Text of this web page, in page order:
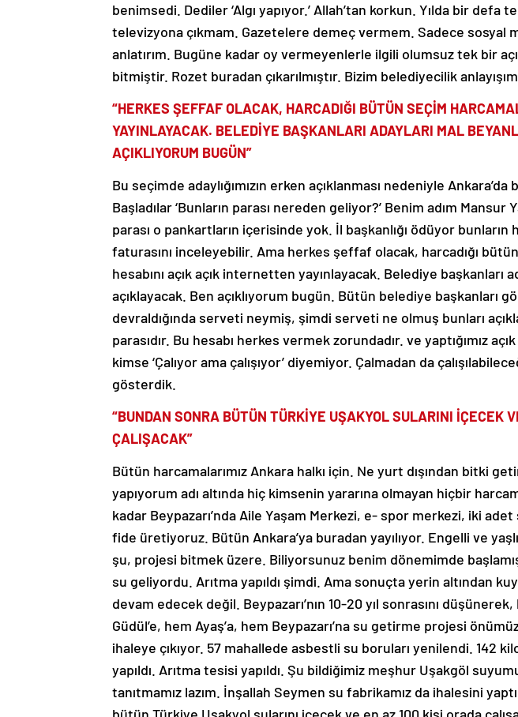
benimsedi. Dediler ‘Algı yapıyor.’ Allah’tan korkun. Yılda bir defa
televizyona çıkmam. Gazetelere demeç vermem. Sadece sosyal
anlatırım. Bugüne kadar oy vermeyenlerle ilgili olumsuz tek bir
bitmiştir. Rozet buradan çıkarılmıştır. Bizim belediyecilik
“HERKES ŞEFFAF OLACAK, HARCADIĞI BÜTÜN SEÇİM
YAYINLAYACAK. BELEDİYE BAŞKANLARI ADAYLARI MAL
AÇIKLIYORUM BUGÜN”
Bu seçimde adaylığımızın erken açıklanması nedeniyle
Başladılar ‘Bunların parası nereden geliyor?’ Benim adım
parası o pankartların içerisinde yok. İl başkanlığı ödüyor bunların
faturasını inceleyebilir. Ama herkes şeffaf olacak, harcadığı
hesabını açık açık internetten yayınlayacak. Belediye başkanları
açıklayacak. Ben açıklıyorum bugün. Bütün belediye başkanları
devraldığında serveti neymiş, şimdi serveti ne olmuş bunları
parasıdır. Bu hesabı herkes vermek zorundadır. ve yaptığımız
kimse ‘Çalıyor ama çalışıyor’ diyemiyor. Çalmadan da
gösterdik.
“BUNDAN SONRA BÜTÜN TÜRKİYE UŞAKYOL SULARINI İÇECEK
ÇALIŞACAK”
Bütün harcamalarımız Ankara halkı için. Ne yurt dışından bitki
yapıyorum adı altında hiç kimsenin yararına olmayan hiçbir
kadar Beypazarı’nda Aile Yaşam Merkezi, e- spor merkezi, iki
fide üretiyoruz. Bütün Ankara’ya buradan yayılıyor. Engelli ve
şu, projesi bitmek üzere. Biliyorsunuz benim dönemimde
su geliyordu. Arıtma yapıldı şimdi. Ama sonuçta yerin altından
devam edecek değil. Beypazarı’nın 10-20 yıl sonrasını
Güdül’e, hem Ayaş’a, hem Beypazarı’na su getirme projesi
ihaleye çıkıyor. 57 mahallede asbestli su boruları yenilendi. 142
yapıldı. Arıtma tesisi yapıldı. Şu bildiğimiz meşhur Uşakgöl
tanıtmamız lazım. İnşallah Seymen su fabrikamız da ihalesini